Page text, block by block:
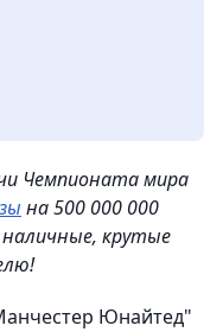
Чемпионата мира
на 500 000 000
крутые
Юнайтед"